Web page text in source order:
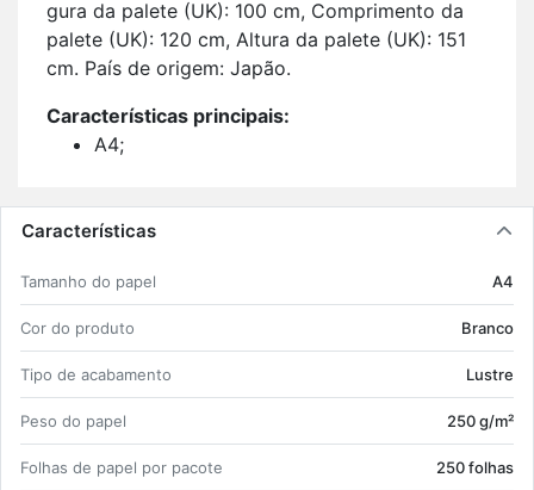
gura da pa­lete (UK): 100 cm, Com­pri­mento da
pa­lete (UK): 120 cm, Al­tura da pa­lete (UK): 151
cm. País de origem: Japão.
Ca­rac­te­rís­ticas prin­ci­pais:
A4;
250 fo­lhas;
Características
Ta­manho do papel A4
Cor do pro­duto Branco
Tipo de aca­ba­mento Lustre
Peso do papel 250 g/m²
Fo­lhas de papel por pa­cote 250 fo­lhas